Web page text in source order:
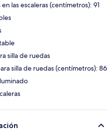
las escaleras (centímetros): 91
silla de ruedas
silla de ruedas (centímetros): 86